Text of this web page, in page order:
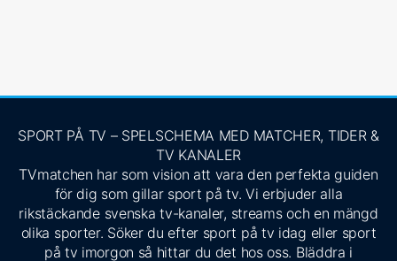
SPORT PÅ TV – SPELSCHEMA MED MATCHER, TIDER &
TV KANALER
TVmatchen har som vision att vara den perfekta guiden
för dig som gillar sport på tv. Vi erbjuder alla
rikstäckande svenska tv-kanaler, streams och en mängd
olika sporter. Söker du efter sport på tv idag eller sport
på tv imorgon så hittar du det hos oss. Bläddra i